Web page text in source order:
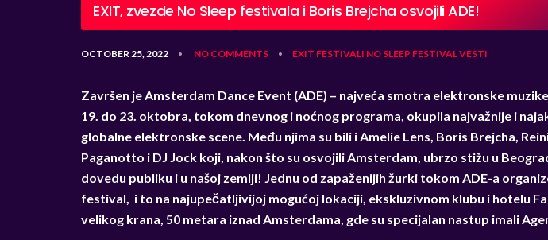
EXIT, zvezde No Sleep festivala i Boris Brejcha osvojili ADE!
OCTOBER 25, 2022 • NO COMMENTS • EXIT FESTIVALI NO SLEEP FESTIVALVESTI
Završen je Amsterdam Dance Event (ADE) – najveća smotra elektronske
19. do 23. oktobra, tokom dnevnog i noćnog programa, okupila najvažnije i
globalne elektronske scene. Među njima su bili i Amelie Lens, Boris Brejcha,
Paganotto i DJ Jock koji, nakon što su osvojili Amsterdam, ubrzo stižu u
dovedu publiku i u našoj zemlji! Jednu od zapaženijih žurki tokom ADE-a
festival, i to na najupečatljivijoj mogućoj lokaciji, ekskluzivnom klubu i hotelu
velikog krana, 50 metara iznad Amsterdama, gde su specijalan nastup imali